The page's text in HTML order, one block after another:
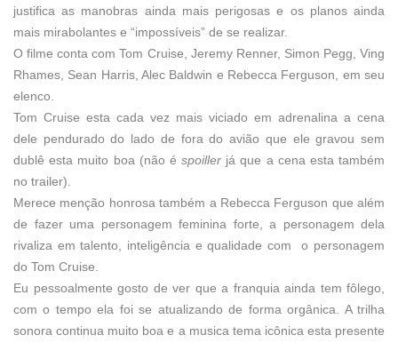
justifica as manobras ainda mais perigosas e os planos ainda
mais mirabolantes e “impossíveis” de se realizar.
O filme conta com Tom Cruise, Jeremy Renner, Simon Pegg, Ving
Rhames, Sean Harris, Alec Baldwin e Rebecca Ferguson, em seu
elenco.
Tom Cruise esta cada vez mais viciado em adrenalina a cena
dele pendurado do lado de fora do avião que ele gravou sem
dublê esta muito boa (não é spoiller já que a cena esta também
no trailer).
Merece menção honrosa também a Rebecca Ferguson que além
de fazer uma personagem feminina forte, a personagem dela
rivaliza em talento, inteligência e qualidade com o personagem
do Tom Cruise.
Eu pessoalmente gosto de ver que a franquia ainda tem fôlego,
com o tempo ela foi se atualizando de forma orgânica. A trilha
sonora continua muito boa e a musica tema icônica esta presente